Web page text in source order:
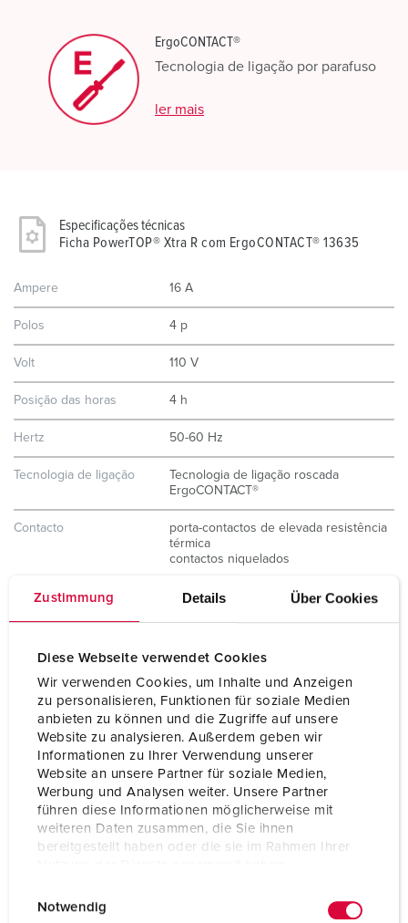
Zustimmung Details Über Cookies
Diese Webseite verwendet Cookies
Wir verwenden Cookies, um Inhalte und Anzeigen
zu personalisieren, Funktionen für soziale Medien
anbieten zu können und die Zugriffe auf unsere
Website zu analysieren. Außerdem geben wir
Informationen zu Ihrer Verwendung unserer
Website an unsere Partner für soziale Medien,
Werbung und Analysen weiter. Unsere Partner
führen diese Informationen möglicherweise mit
weiteren Daten zusammen, die Sie ihnen
bereitgestellt haben oder die sie im Rahmen Ihrer
Notwendig
ErgoCONTACT®
Tecnologia de ligação por parafuso
ler mais
Especificações técnicas
Ficha PowerTOP® Xtra R com ErgoCONTACT® 13635
Ampere 16 A
Polos 4 p
Volt 110 V
Posição das horas 4 h
Hertz 50-60 Hz
Tecnologia de ligação
Tecnologia de ligação roscada
ErgoCONTACT®
Contacto
porta-contactos de elevada resistência
térmica
contactos niquelados
Tipo de proteção IP67 / IP69
Conformidade